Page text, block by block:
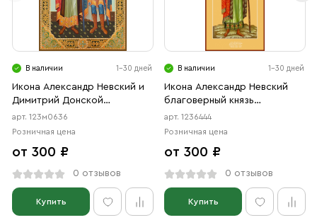
В наличии 1-30 дней
Икона Александр Невский и
Димитрий Донской
благоверные князья
(АРТ.м0636)
арт. 123м0636
Розничная цена
от 300 ₽
0 отзывов
Купить
В наличии 1-30 дней
Икона Александр Невский
благоверный князь
(АРТ.06444)
арт. 1236444
Розничная цена
от 300 ₽
0 отзывов
Купить